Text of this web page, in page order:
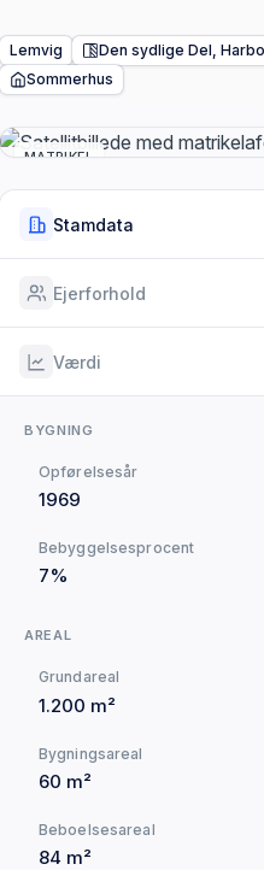
Lemvig
Den sydlige Del,
Sommerhus
MATRIKEL
Stamdata
Ejerforhold
Værdi
BYGNING
Opførelsesår
1969
Bebyggelsesprocent
7%
AREAL
Grundareal
1.200 m²
Bygningsareal
60 m²
Beboelsesareal
84 m²